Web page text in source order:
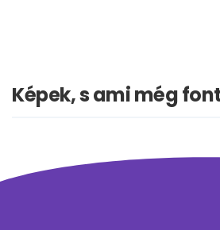
Képek, s ami még